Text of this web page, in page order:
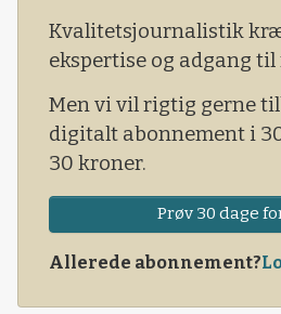
Kvalitetsjournalistik
ekspertise og adgang
Men vi vil rigtig gerne
digitalt abonnement i
30 kroner.
Prøv 30 dage
Allerede abonnement?